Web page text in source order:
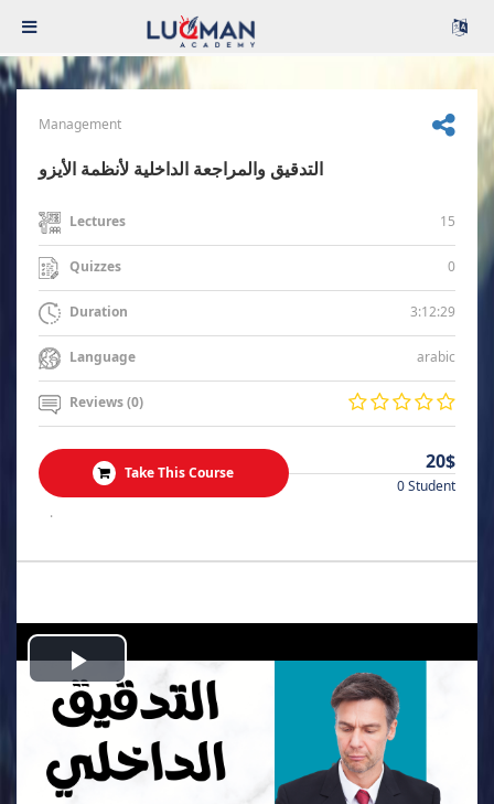
Management
التدقيق والمراجعة الداخلية لأنظمة الأيزو
Lectures 15
Quizzes 0
Duration 3:12:29
Language arabic
Reviews (0)
Take This Course 20$
0 Student
.
Play
Video